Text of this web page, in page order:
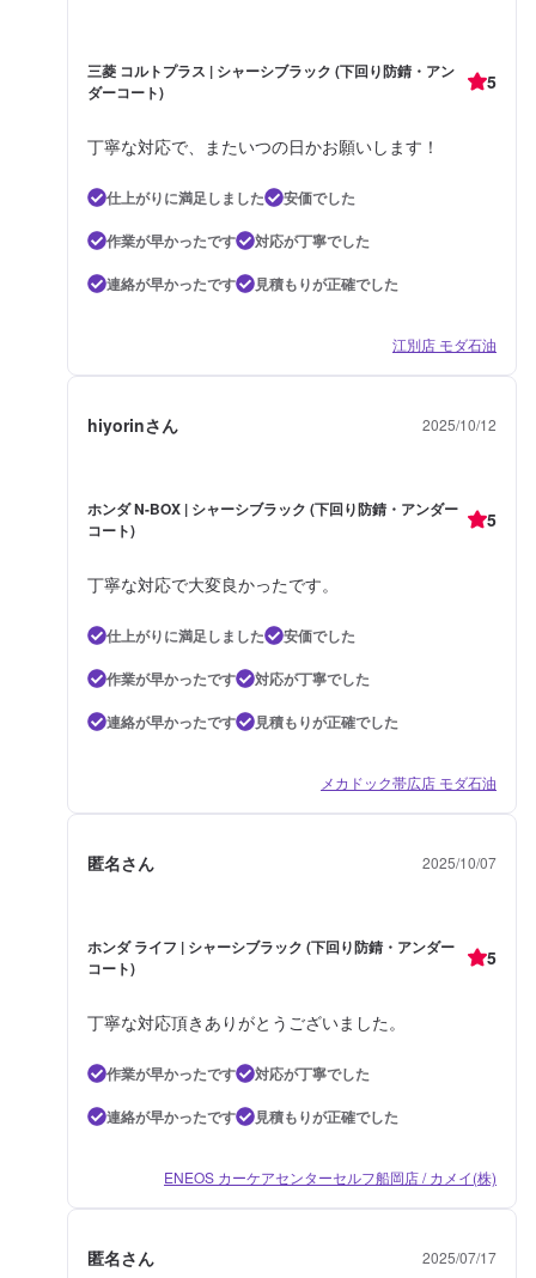
三菱 コルトプラス | シャーシブラック (下回り防錆・アン
ダーコート)
5
丁寧な対応で、またいつの日かお願いします！
仕上がりに満足しました
安価でした
作業が早かったです
対応が丁寧でした
連絡が早かったです
見積もりが正確でした
江別店 モダ石油
hiyorinさん 2025/10/12
ホンダ N-BOX | シャーシブラック (下回り防錆・アンダー
コート)
5
丁寧な対応で大変良かったです。
仕上がりに満足しました
安価でした
作業が早かったです
対応が丁寧でした
連絡が早かったです
見積もりが正確でした
メカドック帯広店 モダ石油
匿名さん 2025/10/07
ホンダ ライフ | シャーシブラック (下回り防錆・アンダー
コート)
5
丁寧な対応頂きありがとうございました。
作業が早かったです
対応が丁寧でした
連絡が早かったです
見積もりが正確でした
ENEOS カーケアセンターセルフ船岡店 / カメイ(株)
匿名さん 2025/07/17